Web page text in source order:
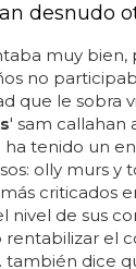
desnudo
muy
no
que le sobra
' sam callahan
ha tenido un
olly murs y
criticados
nivel de sus
rentabilizar el
también dice